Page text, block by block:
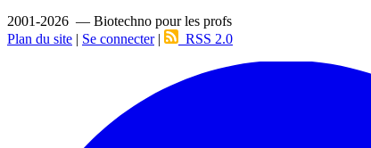
2001-2026 — Biotechno pour les profs
Plan du site | Se connecter| RSS 2.0